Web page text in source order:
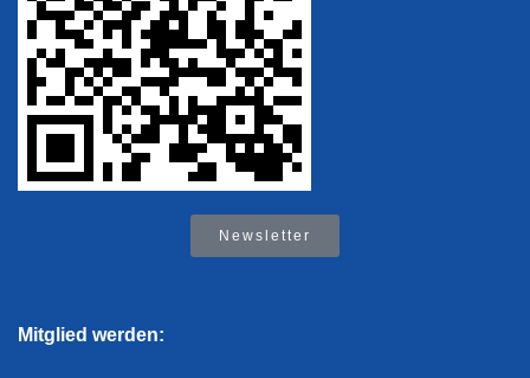
Newsletter
Mitglied werden: